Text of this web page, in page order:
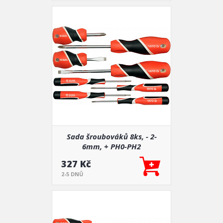
Sada šroubováků 8ks, - 2-
6mm, + PH0-PH2
327 Kč
2-5 DNŮ